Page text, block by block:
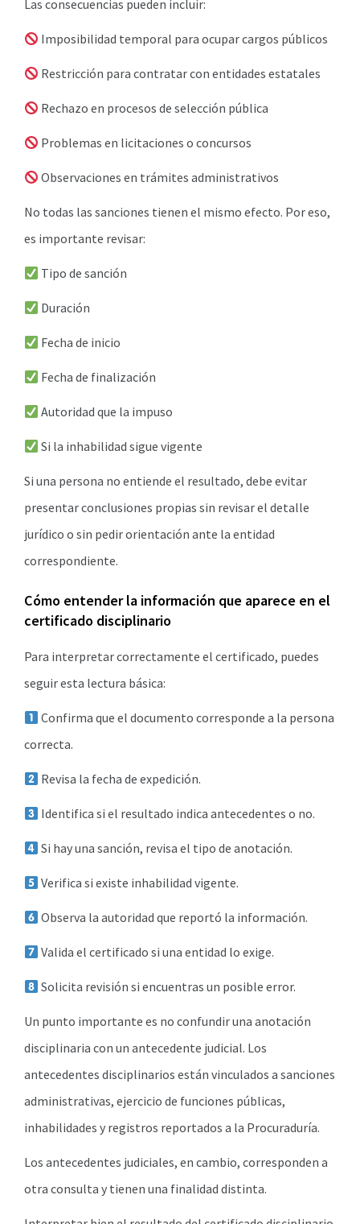
Las consecuencias pueden incluir:
Imposibilidad temporal para ocupar cargos públicos
Restricción para contratar con entidades estatales
Rechazo en procesos de selección pública
Problemas en licitaciones o concursos
Observaciones en trámites administrativos
No todas las sanciones tienen el mismo efecto. Por eso,
es importante revisar:
Tipo de sanción
Duración
Fecha de inicio
Fecha de finalización
Autoridad que la impuso
Si la inhabilidad sigue vigente
Si una persona no entiende el resultado, debe evitar
presentar conclusiones propias sin revisar el detalle
jurídico o sin pedir orientación ante la entidad
correspondiente.
Cómo entender la información que aparece en el
certificado disciplinario
Para interpretar correctamente el certificado, puedes
seguir esta lectura básica:
Confirma que el documento corresponde a la persona
correcta.
Revisa la fecha de expedición.
Identifica si el resultado indica antecedentes o no.
Si hay una sanción, revisa el tipo de anotación.
Verifica si existe inhabilidad vigente.
Observa la autoridad que reportó la información.
Valida el certificado si una entidad lo exige.
Solicita revisión si encuentras un posible error.
Un punto importante es no confundir una anotación
disciplinaria con un antecedente judicial. Los
antecedentes disciplinarios están vinculados a sanciones
administrativas, ejercicio de funciones públicas,
inhabilidades y registros reportados a la Procuraduría.
Los antecedentes judiciales, en cambio, corresponden a
otra consulta y tienen una finalidad distinta.